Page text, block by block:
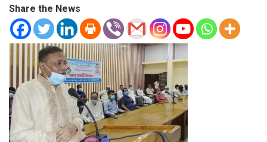
Share the News